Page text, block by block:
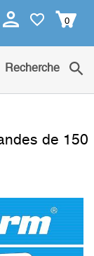
0
Recherche
de 150